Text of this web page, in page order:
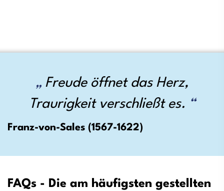
Freude öffnet das Herz,
Traurigkeit verschließt es.
Franz-von-Sales (1567-1622)
FAQs - Die am häufigsten gestellten